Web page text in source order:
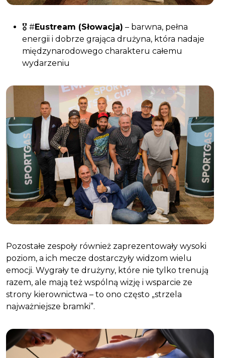
🎖️ #Eustream (Słowacja) – barwna, pełna
energii i dobrze grająca drużyna, która nadaje
międzynarodowego charakteru całemu
wydarzeniu
Pozostałe zespoły również zaprezentowały wysoki
poziom, a ich mecze dostarczyły widzom wielu
emocji. Wygrały te drużyny, które nie tylko trenują
razem, ale mają też wspólną wizję i wsparcie ze
strony kierownictwa – to ono często „strzela
najważniejsze bramki”.